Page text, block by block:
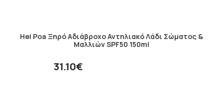
Hei Poa Ξηρό Αδιάβροχο Αντηλιακό Λάδι Σώματος &
Μαλλιών SPF50 150ml
31.10€